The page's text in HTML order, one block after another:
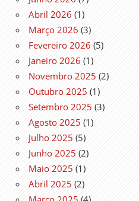
Abril 2026 (1)
Março 2026 (3)
Fevereiro 2026 (5)
Janeiro 2026 (1)
Novembro 2025 (2)
Outubro 2025 (1)
Setembro 2025 (3)
Agosto 2025 (1)
Julho 2025 (5)
Junho 2025 (2)
Maio 2025 (1)
Abril 2025 (2)